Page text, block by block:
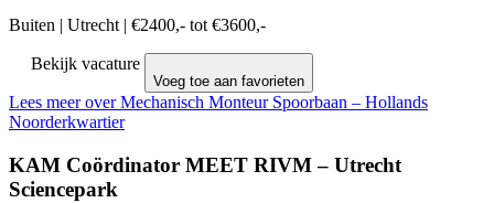
Buiten | Utrecht | €2400,- tot €3600,-
Bekijk vacature
Voeg toe aan favorieten
Lees meer over Mechanisch Monteur Spoorbaan – Hollands
Noorderkwartier
KAM Coördinator MEET RIVM – Utrecht
Sciencepark